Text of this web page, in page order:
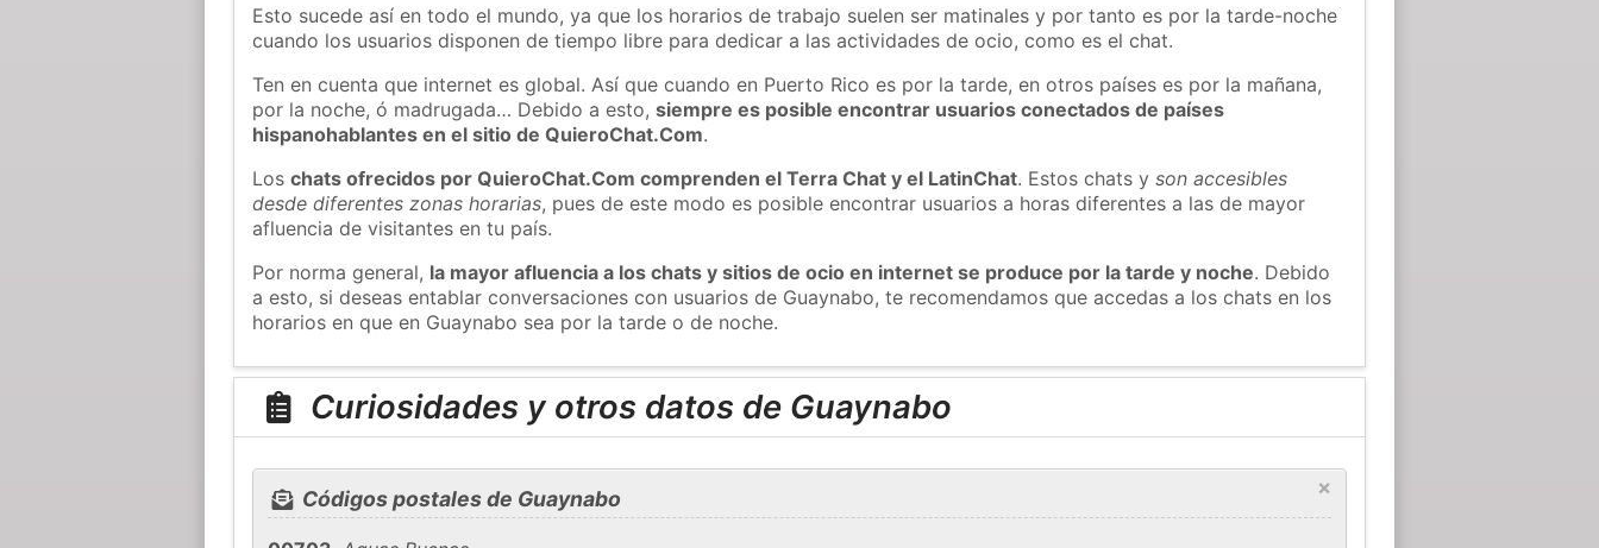
Esto sucede así en todo el mundo, ya que los horarios de trabajo suelen ser matinales y por tanto es por la tarde-noche
cuando los usuarios disponen de tiempo libre para dedicar a las actividades de ocio, como es el chat.
Ten en cuenta que internet es global. Así que cuando en Puerto Rico es por la tarde, en otros países es por la mañana,
por la noche, ó madrugada… Debido a esto,siempre es posible encontrar usuarios conectados de países
hispanohablantes en el sitio de QuieroChat.Com.
Loschats ofrecidos por QuieroChat.Com comprenden el Terra Chat y el LatinChat. Estos chats yson accesibles
desde diferentes zonas horarias, pues de este modo es posible encontrar usuarios a horas diferentes a las de mayor
afluencia de visitantes en tu país.
Por norma general, la mayor afluencia a los chats y sitios de ocio en internet se produce por la tarde y noche. Debido
a esto, si deseas entablar conversaciones con usuarios de Guaynabo, te recomendamos que accedas a los chats en los
horarios en que en Guaynabo sea por la tarde o de noche.
Curiosidades y otros datos de Guaynabo
×
Códigos postales de Guaynabo